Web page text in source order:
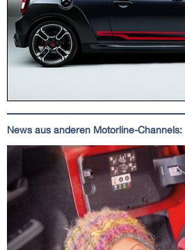
News aus anderen Motorline-Channels: